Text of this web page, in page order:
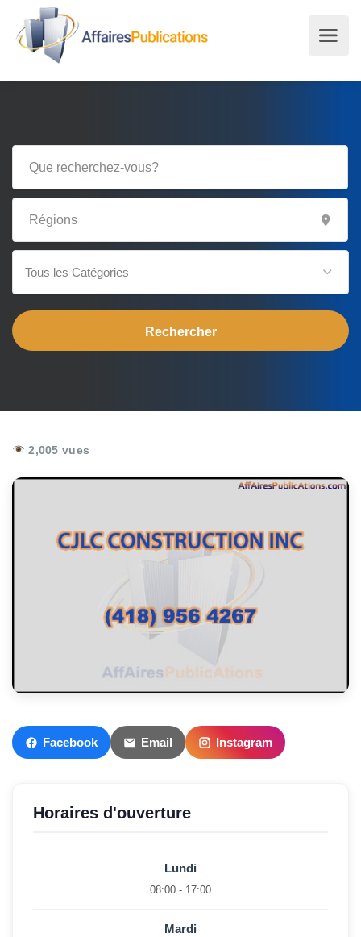
Tous les Catégories
2,005 vues
Facebook Email Instagram
Horaires d'ouverture
Lundi
08:00 - 17:00
Mardi